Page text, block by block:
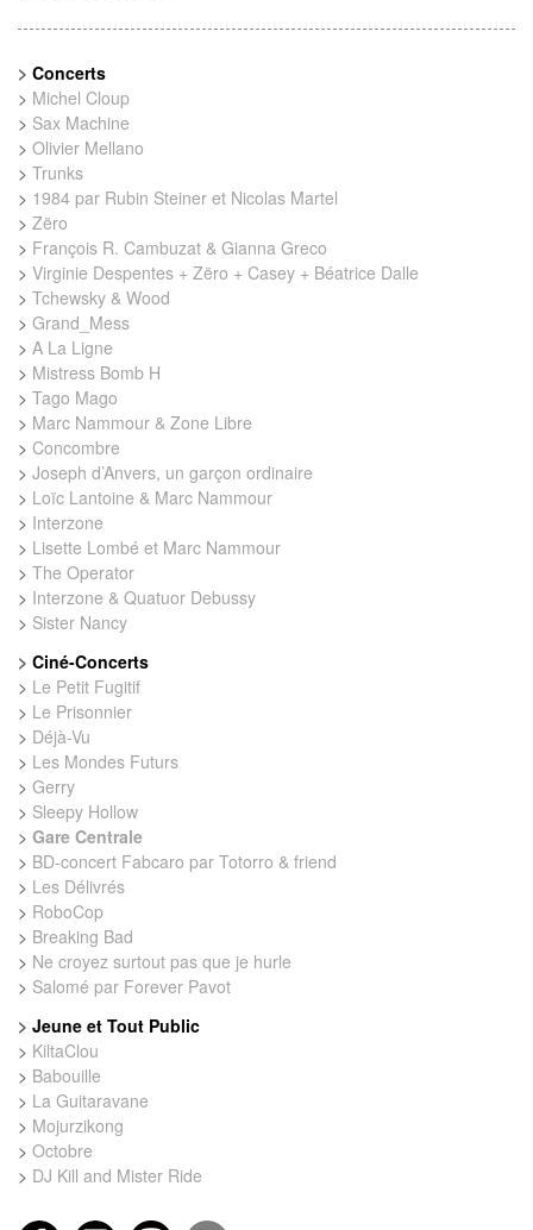
> Concerts
> Michel Cloup
> Sax Machine
> Olivier Mellano
> Trunks
> 1984 par Rubin Steiner et Nicolas Martel
> Zëro
> François R. Cambuzat & Gianna Greco
> Virginie Despentes + Zëro + Casey + Béatrice Dalle
> Tchewsky & Wood
> Grand_Mess
> A La Ligne
> Mistress Bomb H
> Tago Mago
> Marc Nammour & Zone Libre
> Concombre
> Joseph d’Anvers, un garçon ordinaire
> Loïc Lantoine & Marc Nammour
> Interzone
> Lisette Lombé et Marc Nammour
> The Operator
> Interzone & Quatuor Debussy
> Sister Nancy
> Ciné-Concerts
> Le Petit Fugitif
> Le Prisonnier
> Déjà-Vu
> Les Mondes Futurs
> Gerry
> Sleepy Hollow
> Gare Centrale
> BD-concert Fabcaro par Totorro & friend
> Les Délivrés
> RoboCop
> Breaking Bad
> Ne croyez surtout pas que je hurle
> Salomé par Forever Pavot
> Jeune et Tout Public
> KiltaClou
> Babouille
> La Guitaravane
> Mojurzikong
> Octobre
> DJ Kill and Mister Ride